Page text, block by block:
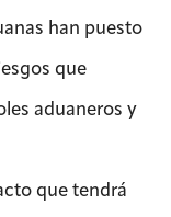
han puesto
que
aduaneros y
que tendrá